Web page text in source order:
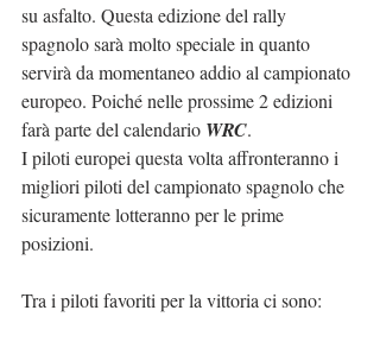
su asfalto. Questa edizione del rally
spagnolo sarà molto speciale in quanto
servirà da momentaneo addio al campionato
europeo. Poiché nelle prossime 2 edizioni
farà parte del calendario WRC.
I piloti europei questa volta affronteranno i
migliori piloti del campionato spagnolo che
sicuramente lotteranno per le prime
posizioni.
Tra i piloti favoriti per la vittoria ci sono: